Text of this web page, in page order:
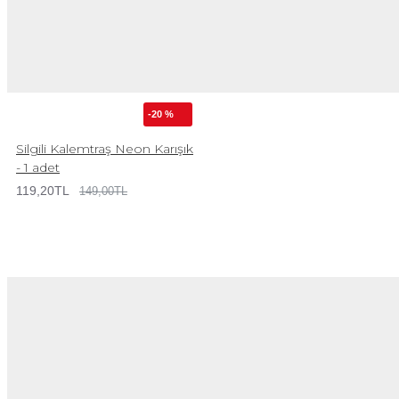
-20 %
Silgili Kalemtraş Neon Karışık
- 1 adet
119,20TL 149,00TL